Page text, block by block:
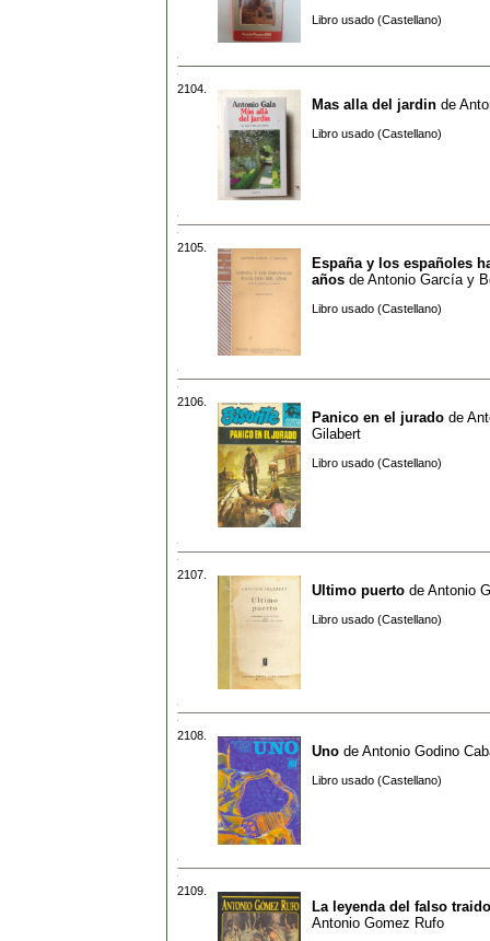
Libro usado (Castellano)
2104.
Mas alla del jardin de
Libro usado (Castellano)
2105.
España y los españoles
años de Antonio García y
Libro usado (Castellano)
2106.
Panico en el jurado de
Gilabert
Libro usado (Castellano)
2107.
Ultimo puerto de Antonio
Libro usado (Castellano)
2108.
Uno de Antonio Godino
Libro usado (Castellano)
2109.
La leyenda del falso
Antonio Gomez Rufo